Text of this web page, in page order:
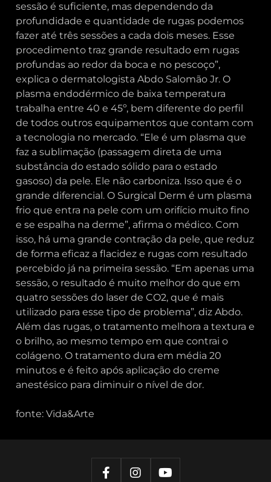
sessão é suficiente, mas dependendo da
profundidade e quantidade de rugas podemos
fazer até três sessões a cada dois meses. Esse
procedimento traz grande resultado em rugas
profundas ao redor da boca e no pescoço”,
explica o dermatologista Abdo Salomão Jr. O
plasma endodérmico de baixa temperatura
trabalha entre 40 e 45º, bem diferente do perfil
de todos outros equipamentos que contam com
a tecnologia no mercado. “Ele é um plasma que
faz a sublimação (passagem direta de uma
substância do estado sólido para o estado
gasoso) da pele. Ele não carboniza. Isso que é o
grande diferencial. O Surgical Derm é um plasma
frio que entra na pele com um orifício muito fino
e se espalha na derme”, afirma o médico. Com
isso, há uma grande contração da pele, que reduz
de forma eficaz a flacidez e rugas com resultado
percebido já na primeira sessão. “Em apenas uma
sessão, o resultado é muito melhor do que em
quatro sessões do laser de CO2, que é mais
utilizado para esse tipo de problema”, diz Abdo.
Além das rugas, o tratamento melhora a textura e
o brilho, ao mesmo tempo em que contrai o
colágeno. O tratamento dura em média 20
minutos e é feito após aplicação do creme
anestésico para diminuir o nível de dor.
fonte: Vida&Arte